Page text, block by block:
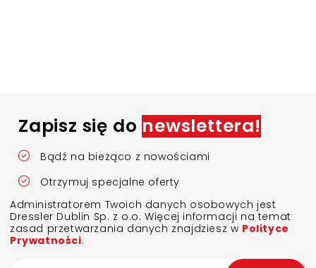
Zapisz się do newslettera!
Bądź na bieżąco z nowościami
Otrzymuj specjalne oferty
Administratorem Twoich danych osobowych jest
Dressler Dublin Sp. z o.o. Więcej informacji na temat
zasad przetwarzania danych znajdziesz w Polityce
Prywatności.